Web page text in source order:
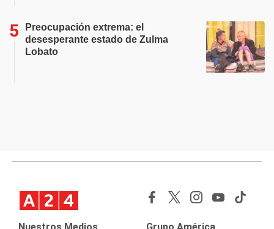
Preocupación extrema: el
desesperante estado de Zulma
Lobato